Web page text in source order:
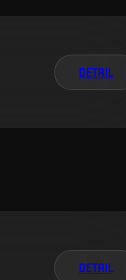
DETAIL
DETAIL